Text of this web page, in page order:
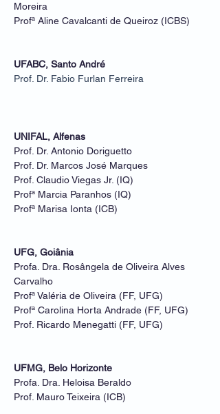
Moreira
Profª Aline Cavalcanti de Queiroz (ICBS)
UFABC, Santo André
Prof. Dr. Fabio Furlan Ferreira
UNIFAL, Alfenas
Prof. Dr. Antonio Doriguetto
Prof. Dr. Marcos José Marques
Prof. Claudio Viegas Jr. (IQ)
Profª Marcia Paranhos (IQ)
Profª Marisa Ionta (ICB)
UFG, Goiânia
Profa. Dra. Rosângela de Oliveira Alves
Carvalho
Profª Valéria de Oliveira (FF, UFG)
Profª Carolina Horta Andrade (FF, UFG)
Prof. Ricardo Menegatti (FF, UFG)
UFMG, Belo Horizonte
Profa. Dra. Heloisa Beraldo
Prof. Mauro Teixeira (ICB)